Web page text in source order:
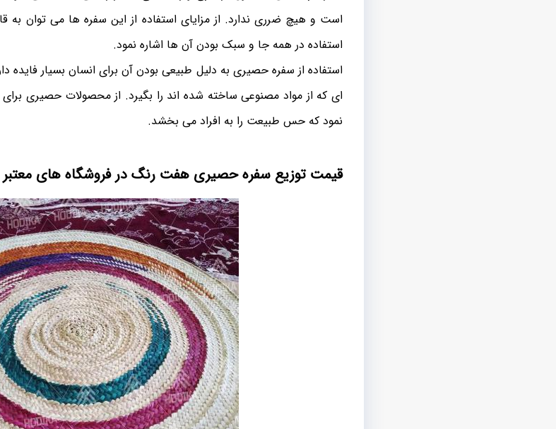
است و هیچ ضرری ندارد. از مزایای استفاده از این سفره ها می توان به
استفاده در همه جا و سبک بودن آن ها اشاره نمود.
استفاده از سفره حصیری به دلیل طبیعی بودن آن برای انسان بسیار فایده
ای که از مواد مصنوعی ساخته شده اند را بگیرد. از محصولات حصیری برای
نمود که حس طبیعت را به افراد می بخشد.
قیمت توزیع سفره حصیری هفت رنگ در فروشگاه های معتبر